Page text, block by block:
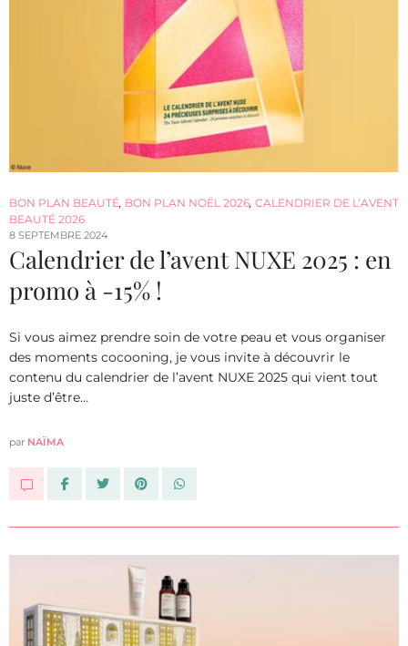
BON PLAN BEAUTÉ, BON PLAN NOËL 2026, CALENDRIER DE L’AVENT
BEAUTÉ 2026
8 SEPTEMBRE 2024
Calendrier de l’avent NUXE 2025 : en
promo à -15% !
Si vous aimez prendre soin de votre peau et vous organiser
des moments cocooning, je vous invite à découvrir le
contenu du calendrier de l’avent NUXE 2025 qui vient tout
juste d’être…
par NAÏMA